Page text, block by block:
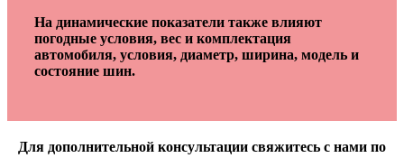
На динамические показатели также влияют
погодные условия, вес и комплектация
автомобиля, условия, диаметр, ширина, модель и
состояние шин.
Для дополнительной консультации свяжитесь с нами по